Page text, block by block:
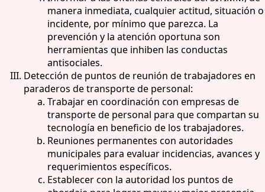
manera inmediata, cualquier actitud, situación o
incidente, por mínimo que parezca. La
prevención y la atención oportuna son
herramientas que inhiben las conductas
antisociales.
Detección de puntos de reunión de trabajadores en
paraderos de transporte de personal:
Trabajar en coordinación con empresas de
transporte de personal para que compartan su
tecnología en beneficio de los trabajadores.
Reuniones permanentes con autoridades
municipales para evaluar incidencias, avances y
requerimientos específicos.
Establecer con la autoridad los puntos de